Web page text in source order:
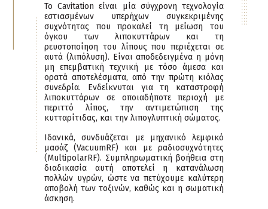
Το Cavitation είναι μία σύγχρονη τεχνολογία
εστιασμένων υπερήχων συγκεκριμένης
συχνότητας που προκαλεί τη μείωση του
όγκου των λιποκυττάρων και τη
ρευστοποίηση του λίπους που περιέχεται σε
αυτά (λιπόλυση). Είναι αποδεδειγμένα η μόνη
μη επεμβατική τεχνική με τόσο άμεσα και
ορατά αποτελέσματα, από την πρώτη κιόλας
συνεδρία. Ενδείκνυται για τη καταστροφή
λιποκυττάρων σε οποιαδήποτε περιοχή με
περιττό λίπος, την αντιμετώπιση της
κυτταρίτιδας, και την λιπογλυπτική σώματος.
Ιδανικά, συνδυάζεται με μηχανικό λεμφικό
μασάζ (VacuumRF) και με ραδιοσυχνότητες
(MultipolarRF). Συμπληρωματική βοήθεια στη
διαδικασία αυτή αποτελεί η κατανάλωση
πολλών υγρών, ώστε να πετύχουμε καλύτερη
αποβολή των τοξινών, καθώς και η σωματική
άσκηση.